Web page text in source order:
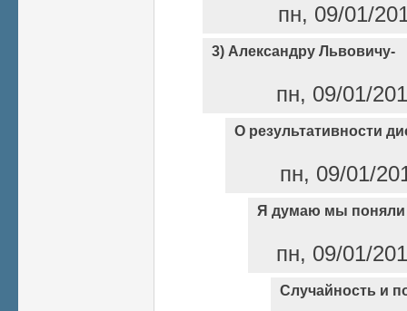
пн, 09/01/
3) Александру Львовичу-
пн, 09/01/
О результативности
пн, 09/01/
Я думаю мы поняли
пн, 09/01/
Случайность и